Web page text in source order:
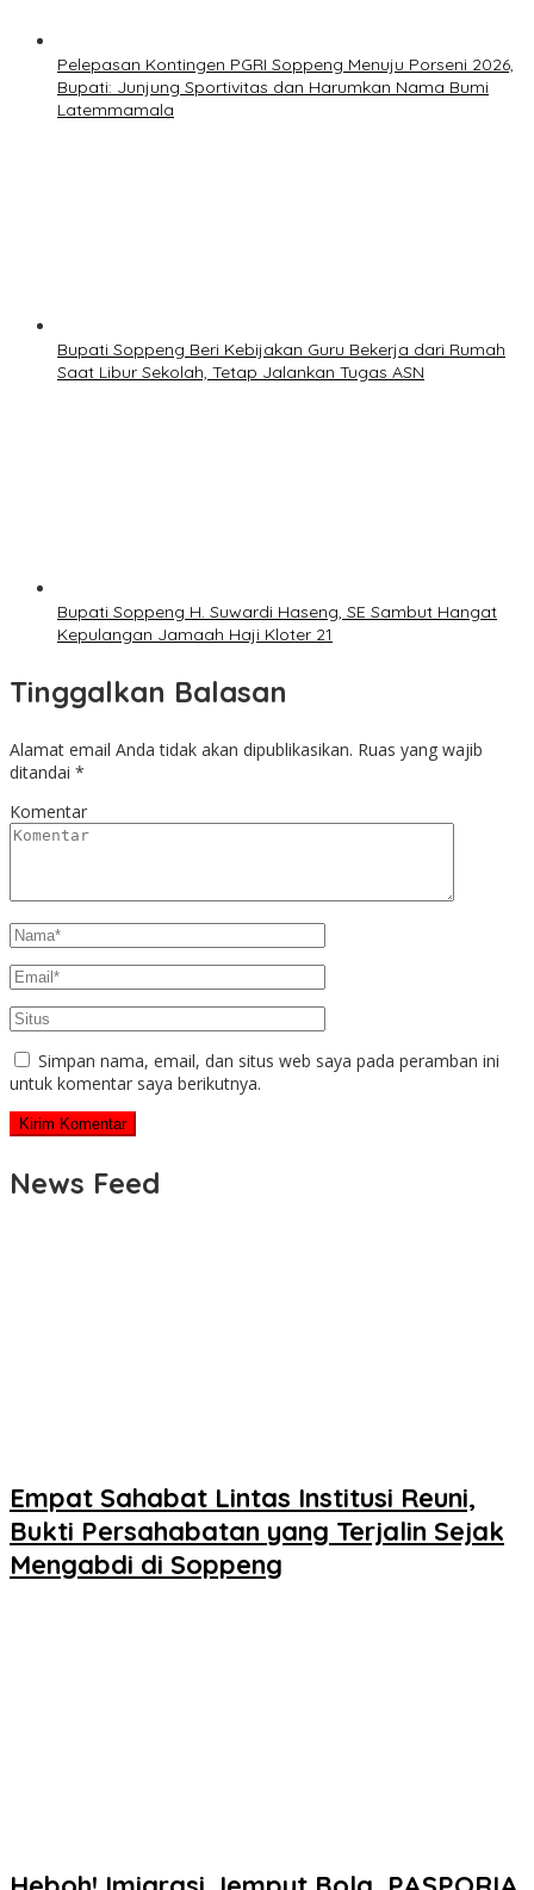
Pelepasan Kontingen PGRI Soppeng Menuju Porseni 2026,
Bupati: Junjung Sportivitas dan Harumkan Nama Bumi
Latemmamala
Bupati Soppeng Beri Kebijakan Guru Bekerja dari Rumah
Saat Libur Sekolah, Tetap Jalankan Tugas ASN
Bupati Soppeng H. Suwardi Haseng, SE Sambut Hangat
Kepulangan Jamaah Haji Kloter 21
Tinggalkan Balasan
Alamat email Anda tidak akan dipublikasikan. Ruas yang wajib
ditandai *
Komentar
Simpan nama, email, dan situs web saya pada peramban ini
untuk komentar saya berikutnya.
News Feed
Empat Sahabat Lintas Institusi Reuni,
Bukti Persahabatan yang Terjalin Sejak
Mengabdi di Soppeng